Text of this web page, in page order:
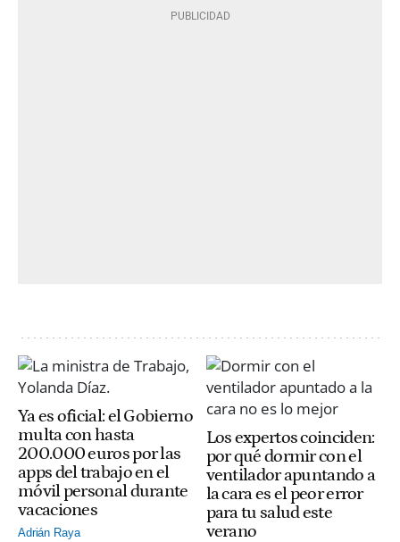
Ya es oficial: el Gobierno
multa con hasta
200.000 euros por las
apps del trabajo en el
móvil personal durante
vacaciones
Adrián Raya
Los expertos coinciden:
por qué dormir con el
ventilador apuntando a
la cara es el peor error
para tu salud este
verano